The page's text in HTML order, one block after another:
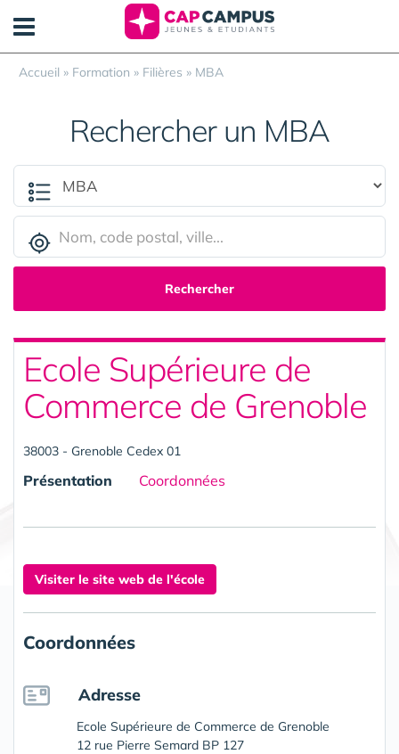
Accueil » Formation » Filières » MBA
Rechercher un MBA
Rechercher
Ecole Supérieure de
Commerce de Grenoble
38003 - Grenoble Cedex 01
Présentation Coordonnées
Visiter le site web de l'école
Coordonnées
Adresse
Ecole Supérieure de Commerce de Grenoble
12 rue Pierre Semard BP 127
Panneau de gestion des cookies